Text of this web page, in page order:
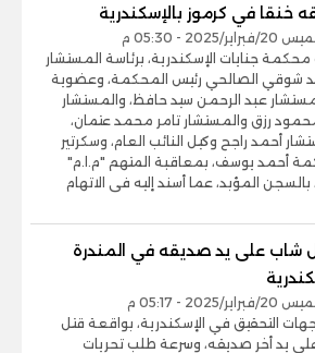
خنقا في كرموز بالإسكندرية
2025 - 05:30 م
جنايات الإسكندرية، برئاسة المستشار
شوقي الصالحي رئيس المحكمة، وعضوية
عبد الرحمن سيد حافظ، والمستشار
رزق والمستشار تامر محمد عتمان،
أحمد راجح وكيل النائب العام، وسكرتير
أحمد يوسف، بمعاقبة المتهم "م.ا.م"
بالسجن المؤبد، عما أسند إليه فى الاتهام
شاب على يد صديقه في المندرة
2025 - 05:17 م
جهات التحقيق في الإسكندرية، بواقعة قتل
يد أخر صديقه، وسرعة طلب تحريات